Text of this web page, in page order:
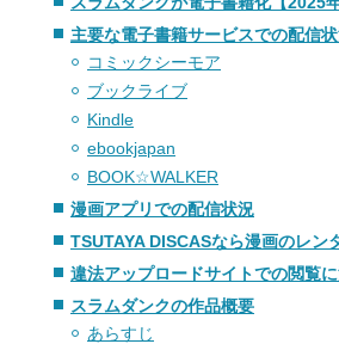
主要な電子書籍サービスでの配信
コミックシーモア
ブックライブ
Kindle
ebookjapan
BOOK☆WALKER
漫画アプリでの配信状況
TSUTAYA DISCASなら漫画のレン
違法アップロードサイトでの閲覧
スラムダンクの作品概要
あらすじ